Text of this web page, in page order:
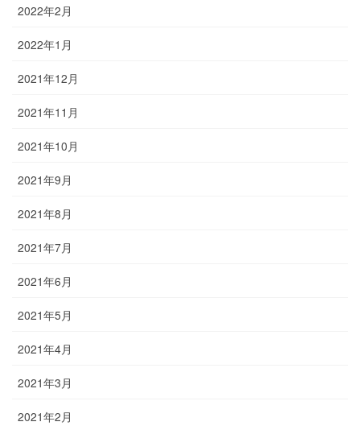
2022年2月
2022年1月
2021年12月
2021年11月
2021年10月
2021年9月
2021年8月
2021年7月
2021年6月
2021年5月
2021年4月
2021年3月
2021年2月